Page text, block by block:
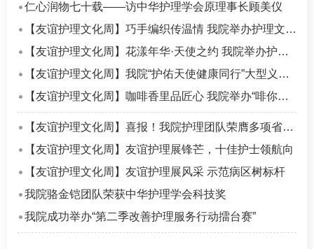
仁心润物七十载——访中华护理学会原理事长顾美仪
【友谊护理文化周】巧手编织传温情 我院举办护理文化周手工编织活动
【友谊护理文化周】花漾年华·天使之约 我院举办护理文化周之游园活动
【友谊护理文化周】我院“护佑天使健康同行”大型义诊活动成功举办
【友谊护理文化周】咖啡香里品匠心 我院举办“啡你莫属”护理文化周主题沙龙
【友谊护理文化周】喜报！我院护理团队荣膺多项省市级荣誉
【友谊护理文化周】友谊护理展锋芒，十佳护士领航向
【友谊护理文化周】友谊护理展风采 示范病区树标杆
我院骆金铠团队荣获中华护理学会科技奖
我院成功举办“第二季改善护理服务行动擂台赛”